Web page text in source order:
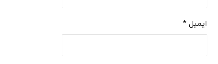
ایمیل*